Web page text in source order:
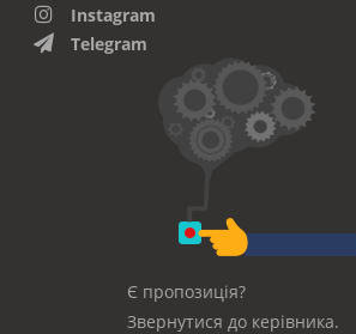
Instagram
Telegram
Є пропозиція?
Звернутися до керівника.